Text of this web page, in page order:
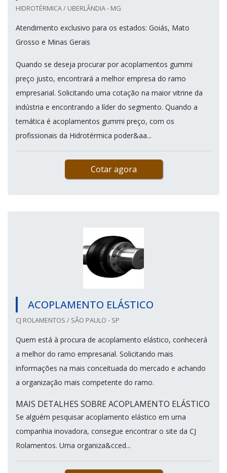
HIDROTÉRMICA / UBERLÂNDIA - MG
Atendimento exclusivo para os estados: Goiás, Mato
Grosso e Minas Gerais
Quando se deseja procurar por acoplamentos gummi
preço justo, encontrará a melhor empresa do ramo
empresarial. Solicitando uma cotação na maior vitrine da
indústria e encontrando a líder do segmento. Quando a
temática é acoplamentos gummi preço, com os
profissionais da Hidrotérmica poder&aa...
Cotar agora
ACOPLAMENTO ELÁSTICO
CJ ROLAMENTOS / SÃO PAULO - SP
Quem está à procura de acoplamento elástico, conhecerá
a melhor do ramo empresarial. Solicitando mais
informações na mais conceituada do mercado e achando
a organização mais competente do ramo.
MAIS DETALHES SOBRE ACOPLAMENTO ELÁSTICO
Se alguém pesquisar acoplamento elástico em uma
companhia inovadora, consegue encontrar o site da CJ
Rolamentos. Uma organiza&cced...